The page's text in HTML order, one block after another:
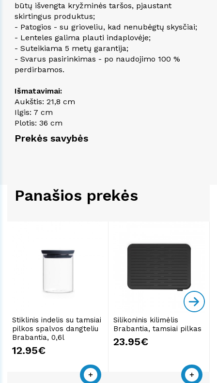
Prekės savybės
būtų išvengta kryžminės taršos, pjaustant
skirtingus produktus;
- Patogios - su grioveliu, kad nenubėgtų skysčiai;
- Lenteles galima plauti indaplovėje;
- Suteikiama 5 metų garantija;
- Svarus pasirinkimas - po naudojimo 100 %
perdirbamos.
Išmatavimai:
Aukštis: 21,8 cm
Ilgis: 7 cm
Plotis: 36 cm
Panašios prekės
Stiklinis indelis su tamsiai
pilkos spalvos dangteliu
Brabantia, 0,6l
12.95€
Silikoninis kilimėlis
Brabantia, tamsiai pilkas
23.95€